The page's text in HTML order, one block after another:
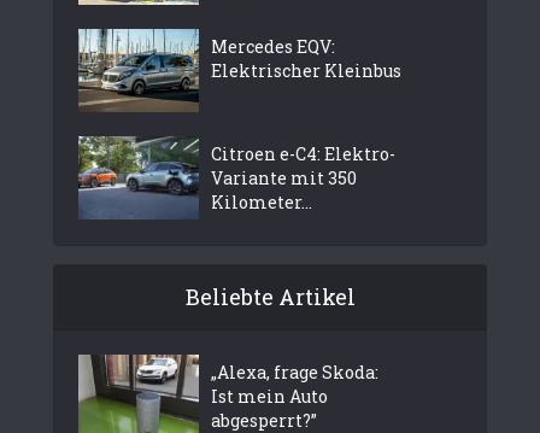
Mercedes EQV:
Elektrischer Kleinbus
Citroen e-C4: Elektro-
Variante mit 350
Kilometer...
Beliebte Artikel
„Alexa, frage Skoda:
Ist mein Auto
abgesperrt?”